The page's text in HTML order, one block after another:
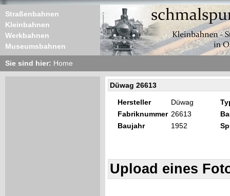
Straßenbahnen
Kleinbahnen
Werkbahnen
Museumsbahnen
Sie sind hier: Home
Düwag 26613
Hersteller Düwag
Fabriknummer 26613
Baujahr
1952
Upload eines